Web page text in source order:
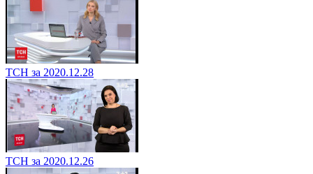
ТСН за 2020.12.28
ТСН за 2020.12.26